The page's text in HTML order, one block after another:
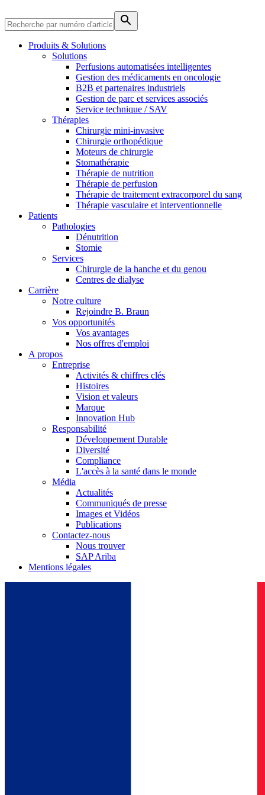
Catalogue de produits
Trouvez le produit que vous recherchez. Visitez le catalogue
Soins à domicile
Nous coordonnons vos soins médicaux à votre sortie de
Trouvez votre emploi
Découvrez vos opportunités de carrière chez B. Braun.
Pôle d’innovation
Stimulons ensemble l’innovation dans la technologie
Produits & Solutions
Solutions
Perfusions automatisées intelligentes
Gestion des médicaments en oncologie
B2B et partenaires industriels
Gestion de parc et services associés
Service technique / SAV
Thérapies
Chirurgie mini-invasive
Chirurgie orthopédique
Moteurs de chirurgie
Stomathérapie
Thérapie de nutrition
Thérapie de perfusion
Thérapie de traitement extracorporel du sang
Thérapie vasculaire et interventionnelle
Patients
Pathologies
Dénutrition
Stomie
Services
Chirurgie de la hanche et du genou
Centres de dialyse
Carrière
Notre culture
Rejoindre B. Braun
Vos opportunités
Vos avantages
Nos offres d'emploi
A propos
Entreprise
Activités & chiffres clés
Histoires
Vision et valeurs
Marque
Innovation Hub
Responsabilité
Développement Durable
Diversité
Compliance
L'accès à la santé dans le monde
Média
Actualités
Communiqués de presse
Images et Vidéos
Publications
Contactez-nous
Nous trouver
SAP Ariba
Mentions légales